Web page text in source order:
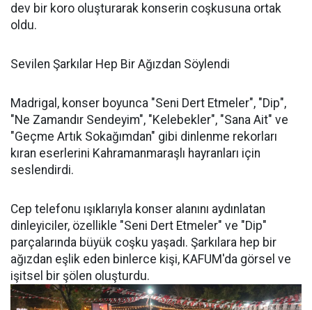
dev bir koro oluşturarak konserin coşkusuna ortak
oldu.
Sevilen Şarkılar Hep Bir Ağızdan Söylendi
Madrigal, konser boyunca "Seni Dert Etmeler", "Dip",
"Ne Zamandır Sendeyim", "Kelebekler", "Sana Ait" ve
"Geçme Artık Sokağımdan" gibi dinlenme rekorları
kıran eserlerini Kahramanmaraşlı hayranları için
seslendirdi.
Cep telefonu ışıklarıyla konser alanını aydınlatan
dinleyiciler, özellikle "Seni Dert Etmeler" ve "Dip"
parçalarında büyük coşku yaşadı. Şarkılara hep bir
ağızdan eşlik eden binlerce kişi, KAFUM'da görsel ve
işitsel bir şölen oluşturdu.